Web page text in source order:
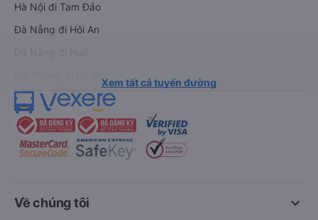
Hà Nội đi Tam Đảo
Đà Nẵng đi Hội An
Xem tất cả tuyến đường
keyboard_arrow_down
Về chúng tôi